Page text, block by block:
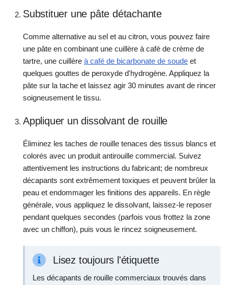
Substituer une pâte détachante
Comme alternative au sel et au citron, vous pouvez faire
une pâte en combinant une cuillère à café de crème de
tartre, une cuillère à café de bicarbonate de soude et
quelques gouttes de peroxyde d'hydrogène. Appliquez la
pâte sur la tache et laissez agir 30 minutes avant de rincer
soigneusement le tissu.
Appliquer un dissolvant de rouille
Éliminez les taches de rouille tenaces des tissus blancs et
colorés avec un produit antirouille commercial. Suivez
attentivement les instructions du fabricant; de nombreux
décapants sont extrêmement toxiques et peuvent brûler la
peau et endommager les finitions des appareils. En règle
générale, vous appliquez le dissolvant, laissez-le reposer
pendant quelques secondes (parfois vous frottez la zone
avec un chiffon), puis vous le rincez soigneusement.
Lisez toujours l'étiquette
Les décapants de rouille commerciaux trouvés dans